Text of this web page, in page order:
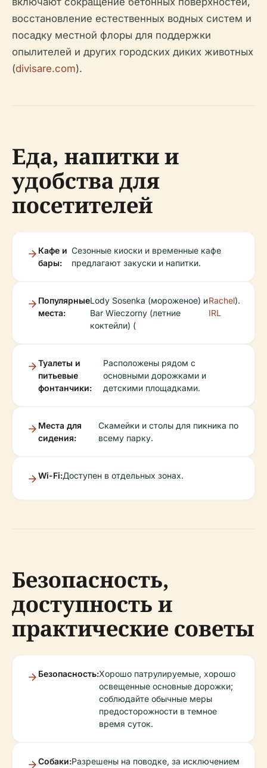
восстановление естественных водных систем и
посадку местной флоры для поддержки
опылителей и других городских диких животных
(divisare.com).
Еда, напитки и
удобства для
посетителей
Кафе и
бары:
Сезонные киоски и временные кафе
предлагают закуски и напитки.
Популярные
места:
Lody Sosenka (мороженое) и
Bar Wieczorny (летние
коктейли) (
Rachel
IRL
).
Туалеты и
питьевые
фонтанчики:
Расположены рядом с
основными дорожками и
детскими площадками.
Места для
сидения:
Скамейки и столы для пикника по
всему парку.
Wi-Fi:Доступен в отдельных зонах.
Безопасность,
доступность и
практические советы
Безопасность:Хорошо патрулируемые, хорошо
освещенные основные дорожки;
соблюдайте обычные меры
предосторожности в темное
время суток.
Собаки:Разрешены на поводке, за исключением